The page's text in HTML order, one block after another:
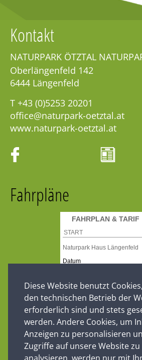
Diese Website benutzt
den technischen Betrieb der
erforderlich sind und stets
werden. Andere Cookies, um
Anzeigen zu personalisieren
Zugriffe auf unsere Website zu
Kontakt
NATURPARK ÖTZTAL
Oberlängenfeld 142
6444 Längenfeld
T +43 (0)5253 20201
office@naturpark-oetztal.at
www.naturpark-oetztal.at
Fahrpläne